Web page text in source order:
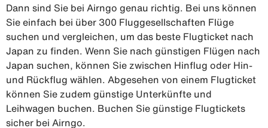
Dann sind Sie bei Airngo genau richtig. Bei uns können
Sie einfach bei über 300 Fluggesellschaften Flüge
suchen und vergleichen, um das beste Flugticket nach
Japan zu finden. Wenn Sie nach günstigen Flügen nach
Japan suchen, können Sie zwischen Hinflug oder Hin-
und Rückflug wählen. Abgesehen von einem Flugticket
können Sie zudem günstige Unterkünfte und
Leihwagen buchen. Buchen Sie günstige Flugtickets
sicher bei Airngo.